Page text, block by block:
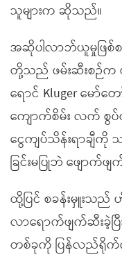
သူများက ဆိုသည်။
အဆိုပါလာဘ်ယူမှုဖြစ်
တို့သည် ဖမ်းဆီးစဉ်က
ရောင် Kluger မော်
ကျောက်စိမ်း လက် စွ
ငွေကျပ်သိန်းရာချီ
ခြင်းမပြုဘဲ ဖျောက်ဖ
ထို့ပြင် စခန်းမှူးသည်
လာရောက်ဖျက်ဆီး
တစ်ခုကို ပြန်လည်ရိုက်